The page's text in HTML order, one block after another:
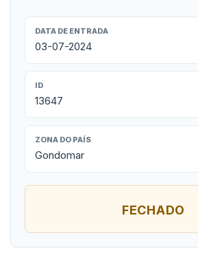
DATA DE ENTRADA
03-07-2024
ID
13647
ZONA DO PAÍS
Gondomar
FECHADO